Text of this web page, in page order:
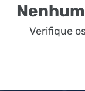
Verifique